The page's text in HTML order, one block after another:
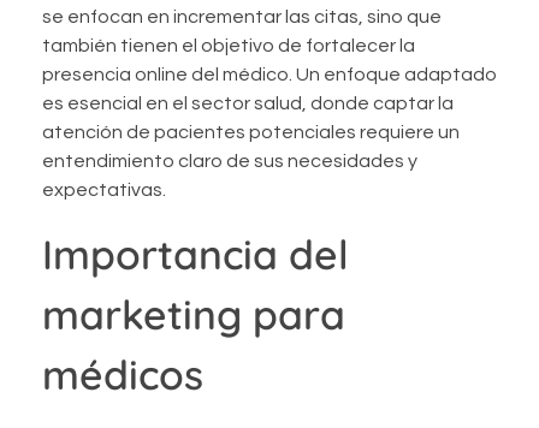
se enfocan en incrementar las citas, sino que
también tienen el objetivo de fortalecer la
presencia online del médico. Un enfoque adaptado
es esencial en el sector salud, donde captar la
atención de pacientes potenciales requiere un
entendimiento claro de sus necesidades y
expectativas.
Importancia del
marketing para
médicos